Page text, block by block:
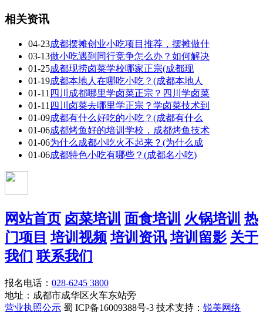
相关资讯
04-23成都摆摊创业小吃项目推荐，摆摊做什
03-13做小吃遇到同行竞争怎么办？如何解决
01-25成都现捞卤菜学校哪家正宗(成都现
01-19成都本地人在哪吃小吃？(成都本地人
01-11 四川成都哪里学卤菜正宗？四川学卤菜
01-11 四川卤菜去哪里学正宗？学卤菜技术到
01-09成都有什么好吃的小吃？(成都有什么
01-06成都烤鱼好的培训学校，成都烤鱼技术
01-06为什么成都小吃火不起来？(为什么成
01-06成都特色小吃有哪些？(成都名小吃)
网站首页 卤菜培训 面食培训 火锅培训 热
门项目 培训视频 培训资讯 培训留影 关于
我们 联系我们
报名电话： 028-6245 3800
地址：成都市成华区火车东站旁
营业执照公示 蜀 ICP备16009388号-3 技术支持： 锐美网络